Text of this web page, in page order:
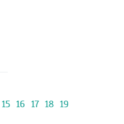
15 16 17 18 19